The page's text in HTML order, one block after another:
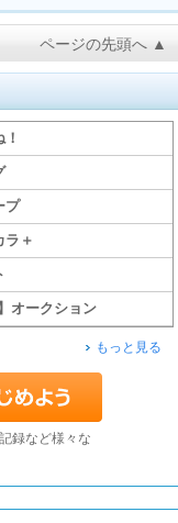
ページの先頭へ ▲
プ
ラ＋
オークション
もっと見る
録など様々な